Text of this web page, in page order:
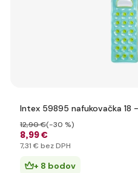
Intex 59895 nafukovačka
8,99 €
12,90 €(-30 %)
7,31 € bez DPH
+ 8 bodov